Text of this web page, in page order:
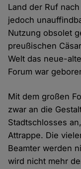
Land der Ruf
jedoch
Nutzung obsolet
preußischen
Welt das neue-
Forum war
Mit dem großen
zwar an die
Stadtschlosses
Attrappe. Die
Beamter werden
wird nicht mehr